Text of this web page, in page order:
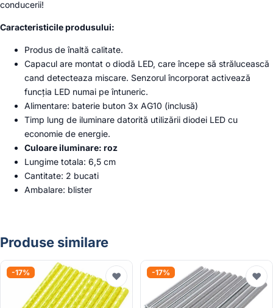
conducerii!
Caracteristicile produsului:
Produs de înaltă calitate.
Capacul are montat o diodă LED, care începe să strălucească
cand detecteaza miscare. Senzorul încorporat activează
funcția LED numai pe întuneric.
Alimentare: baterie buton 3x AG10 (inclusă)
Timp lung de iluminare datorită utilizării diodei LED cu
economie de energie.
Culoare iluminare: roz
Lungime totala: 6,5 cm
Cantitate: 2 bucati
Ambalare: blister
Produse similare
-17% ♥ -17% ♥